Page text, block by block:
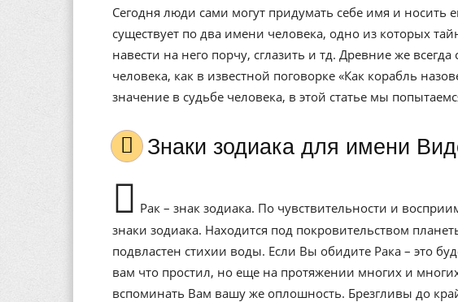
Сегодня люди сами могут придумать себе имя и носить
существует по два имени человека, одно из которых
навести на него порчу, сглазить и тд. Древние же
человека, как в известной поговорке «Как корабль
значение в судьбе человека, в этой статье мы
Знаки зодиака для имени
Рак – знак зодиака. По чувствительности и
знаки зодиака. Находится под покровительством
подвластен стихии воды. Если Вы обидите Рака – это
вам что простил, но еще на протяжении многих и
вспоминать Вам вашу же оплошность. Брезгливы до